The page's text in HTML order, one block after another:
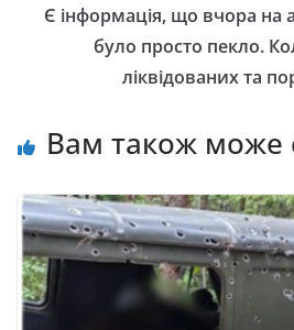
Є інформація, що вчора на
було просто пекло.
ліквідованих та
Вам також може